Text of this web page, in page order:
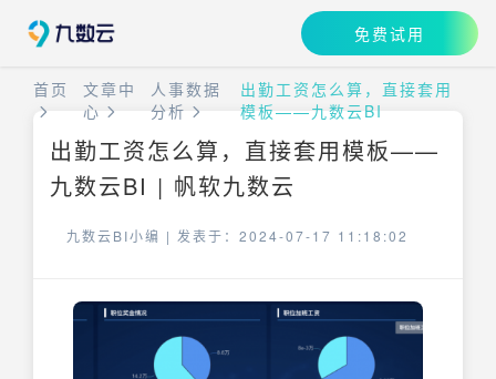
免费试用
首页
文章中
心
人事数据
分析
出勤工资怎么算，直接套用
模板——九数云BI
出勤工资怎么算，直接套用模板——
九数云BI | 帆软九数云
九数云BI小编 | 发表于：2024-07-17 11:18:02